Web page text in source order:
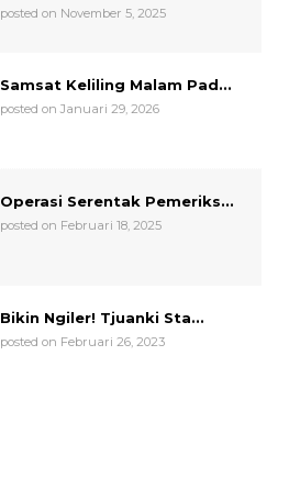
posted on November 5, 2025
Samsat Keliling Malam Pad...
posted on Januari 29, 2026
Operasi Serentak Pemeriks...
posted on Februari 18, 2025
Bikin Ngiler! Tjuanki Sta...
posted on Februari 26, 2023